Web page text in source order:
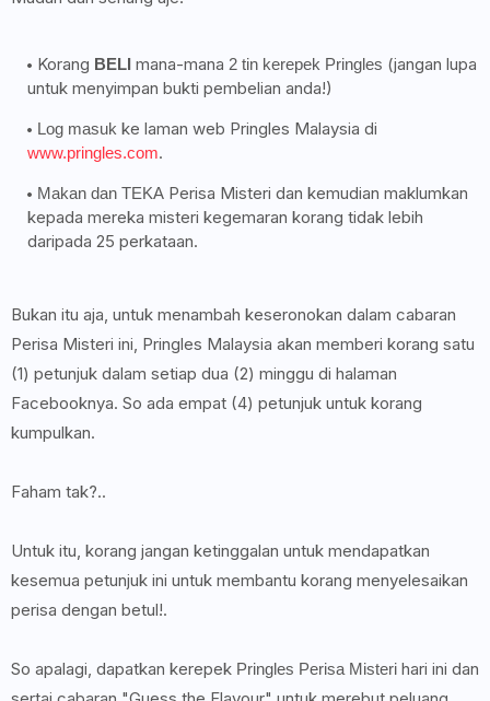
Korang BELI mana-mana 2 tin kerepek Pringles (jangan lupa
untuk menyimpan bukti pembelian anda!)
Log masuk ke laman web Pringles Malaysia di
www.pringles.com.
Makan dan TEKA Perisa Misteri dan kemudian maklumkan
kepada mereka misteri kegemaran korang tidak lebih
daripada 25 perkataan.
Bukan itu aja, untuk menambah keseronokan dalam cabaran
Perisa Misteri ini, Pringles Malaysia akan memberi korang satu
(1) petunjuk dalam setiap dua (2) minggu di halaman
Facebooknya. So ada empat (4) petunjuk untuk korang
kumpulkan.
Faham tak?..
Untuk itu, korang jangan ketinggalan untuk mendapatkan
kesemua petunjuk ini untuk membantu korang menyelesaikan
perisa dengan betul!.
So apalagi, dapatkan kerepek Pringles Perisa Misteri hari ini dan